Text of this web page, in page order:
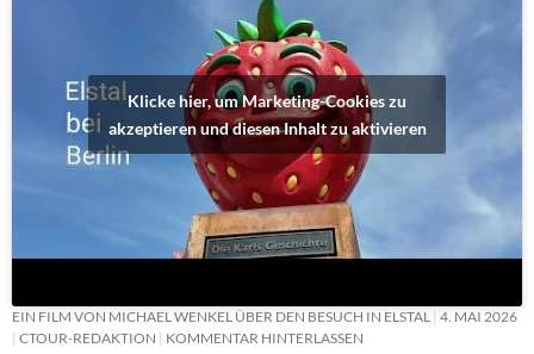
Klicke hier, um Marketing-Cookies zu
akzeptieren und diesen Inhalt zu aktivieren
EIN FILM VON MICHAEL WENKEL ÜBER DEN BESUCH IN ELSTAL
4. MAI 2026
CTOUR-REDAKTION
KOMMENTAR HINTERLASSEN